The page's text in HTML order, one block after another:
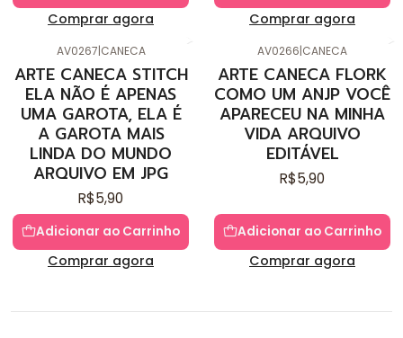
Comprar agora Comprar agora
AV0267|CANECA
ARTE CANECA STITCH
ELA NÃO É APENAS
UMA GAROTA, ELA É
A GAROTA MAIS
LINDA DO MUNDO
ARQUIVO EM JPG
R$5,90
Adicionar ao Carrinho
Comprar agora
AV0266|CANECA
ARTE CANECA FLORK
COMO UM ANJP VOCÊ
APARECEU NA MINHA
VIDA ARQUIVO
EDITÁVEL
R$5,90
Adicionar ao Carrinho
Comprar agora